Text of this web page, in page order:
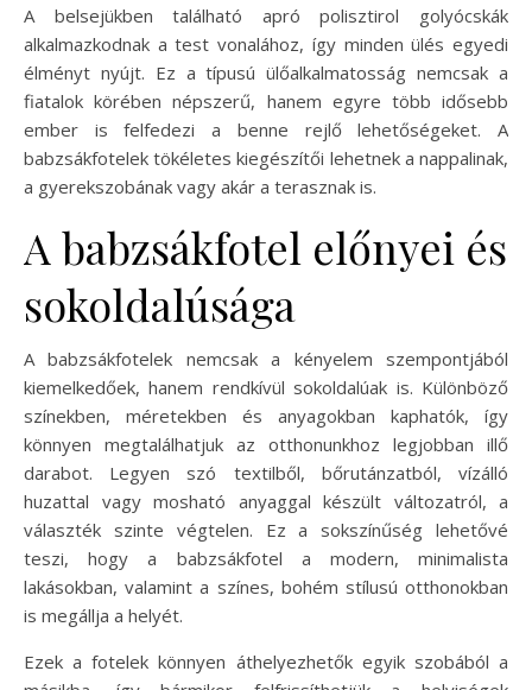
A belsejükben található apró polisztirol golyócskák
alkalmazkodnak a test vonalához, így minden ülés egyedi
élményt nyújt. Ez a típusú ülőalkalmatosság nemcsak a
fiatalok körében népszerű, hanem egyre több idősebb
ember is felfedezi a benne rejlő lehetőségeket. A
babzsákfotelek tökéletes kiegészítői lehetnek a nappalinak,
a gyerekszobának vagy akár a terasznak is.
A babzsákfotel előnyei és
sokoldalúsága
A babzsákfotelek nemcsak a kényelem szempontjából
kiemelkedőek, hanem rendkívül sokoldalúak is. Különböző
színekben, méretekben és anyagokban kaphatók, így
könnyen megtalálhatjuk az otthonunkhoz legjobban illő
darabot. Legyen szó textilből, bőrutánzatból, vízálló
huzattal vagy mosható anyaggal készült változatról, a
választék szinte végtelen. Ez a sokszínűség lehetővé
teszi, hogy a babzsákfotel a modern, minimalista
lakásokban, valamint a színes, bohém stílusú otthonokban
is megállja a helyét.
Ezek a fotelek könnyen áthelyezhetők egyik szobából a